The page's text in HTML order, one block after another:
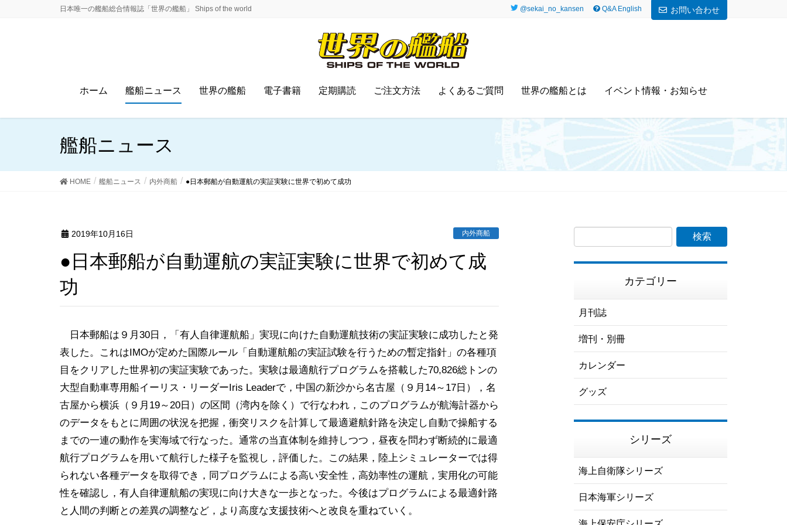
日本唯一の艦船総合情報誌「世界の艦船」 Ships of the world @sekai_no_kansen Q&A English お問い合わせ
ホーム 艦船ニュース 世界の艦船 電子書籍 定期購読 ご注文方法 よくあるご質問 世界の艦船とは イベント情報・お知らせ
艦船ニュース
HOME 艦船ニュース 内外商船 ●日本郵船が自動運航の実証実験に世界で初めて成功
2019年10月16日 内外商船
●日本郵船が自動運航の実証実験に世界で初めて成
功
日本郵船は９月30日，「有人自律運航船」実現に向けた自動運航技術の実証実験に成功したと発
表した。これはIMOが定めた国際ルール「自動運航船の実証試験を行うための暫定指針」の各種項
目をクリアした世界初の実証実験であった。実験は最適航行プログラムを搭載した70,826総トンの
大型自動車専用船イーリス・リーダーIris Leaderで，中国の新沙から名古屋（９月14～17日），名
古屋から横浜（９月19～20日）の区間（湾内を除く）で行なわれ，このプログラムが航海計器から
のデータをもとに周囲の状況を把握，衝突リスクを計算して最適避航針路を決定し自動で操船する
までの一連の動作を実海域で行なった。通常の当直体制を維持しつつ，昼夜を問わず断続的に最適
航行プログラムを用いて航行した様子を監視し，評価した。この結果，陸上シミュレーターでは得
られない各種データを取得でき，同プログラムによる高い安全性，高効率性の運航，実用化の可能
性を確認し，有人自律運航船の実現に向け大きな一歩となった。今後はプログラムによる最適針路
と人間の判断との差異の調整など，より高度な支援技術へと改良を重ねていく。
カテゴリー
月刊誌
増刊・別冊
カレンダー
グッズ
シリーズ
海上自衛隊シリーズ
日本海軍シリーズ